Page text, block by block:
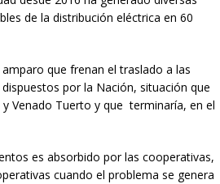
de la distribución eléctrica en 60
que frenan el traslado a las
por la Nación, situación que
Venado Tuerto y que terminaría, en el
es absorbido por las cooperativas,
cuando el problema se genera